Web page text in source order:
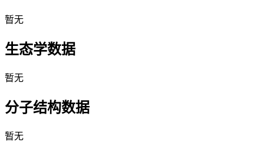
暂无
生态学数据
暂无
分子结构数据
暂无